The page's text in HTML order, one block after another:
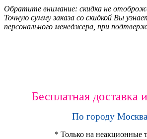
Обратите внимание: скидка не
Точную сумму заказа со скидкой Вы
персонального менеджера, при
Бесплатная доставка
По городу
* Только на неакционные